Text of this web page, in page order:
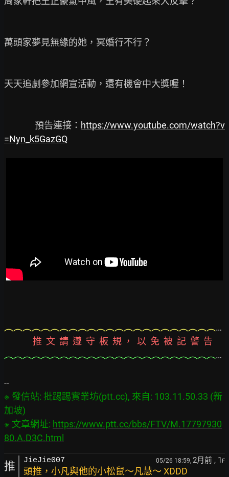
萬頭家夢見無緣的她，冥婚行不行？
天天追劇參加網宣活動，還有機會中大獎喔！
               預告連接：
https://www.youtube.com/watch?v
=Nyn_k5GazGQ
︵︵︵︵︵︵︵︵︵︵︵︵︵︵︵︵︵︵︵︵︵︵︵︵︵︵︵︵︵︵︵︵︵︵︵︵︵︵︵
              推  文  請  遵  守  板  規 ，  以  免  被  記  警  告
︵︵︵︵︵︵︵︵︵︵︵︵︵︵︵︵︵︵︵︵︵︵︵︵︵︵︵︵︵︵︵︵︵︵︵︵︵︵︵
※ 發信站: 批踢踢實業坊(ptt.cc), 來自: 103.11.50.33 (新
加坡)
※ 文章網址: https://www.ptt.cc/bbs/FTV/M.17797930
80.A.D3C.html
推 JieJie007 05/26 18:59, 2月前 , 1 F
頭推，小凡與他的小松鼠～凡慧～ XDDD